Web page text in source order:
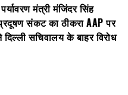
मंत्री मंजिंदर सिंह
संकट का ठीकरा AAP पर
सचिवालय के बाहर विरोध